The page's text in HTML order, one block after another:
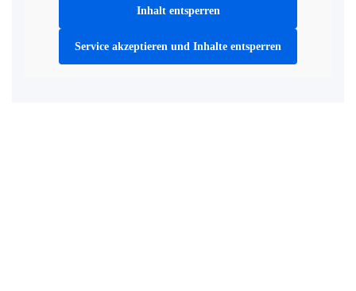
Inhalt entsperren
Service akzeptieren und Inhalte entsperren